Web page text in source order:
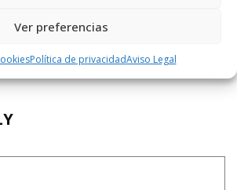
Ver preferencias
Política de privacidadAviso Legal
FELICES !!!